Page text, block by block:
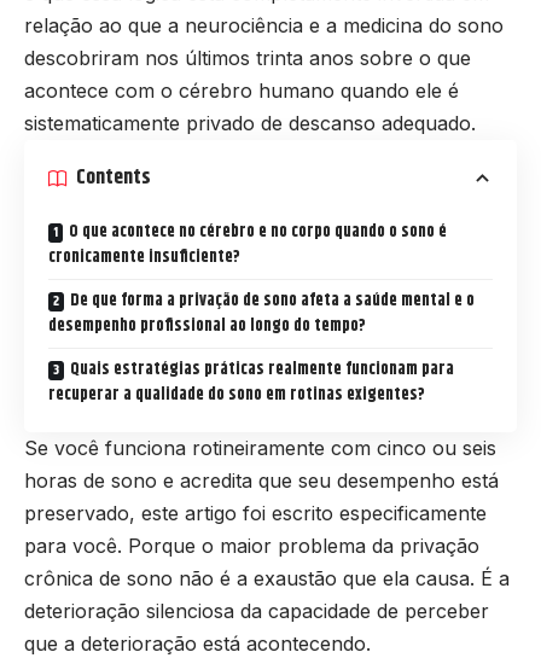
relação ao que a neurociência e a medicina do sono
descobriram nos últimos trinta anos sobre o que
acontece com o cérebro humano quando ele é
sistematicamente privado de descanso adequado.
Contents
O que acontece no cérebro e no corpo quando o sono é
cronicamente insuficiente?
De que forma a privação de sono afeta a saúde mental e o
desempenho profissional ao longo do tempo?
Quais estratégias práticas realmente funcionam para
recuperar a qualidade do sono em rotinas exigentes?
Se você funciona rotineiramente com cinco ou seis
horas de sono e acredita que seu desempenho está
preservado, este artigo foi escrito especificamente
para você. Porque o maior problema da privação
crônica de sono não é a exaustão que ela causa. É a
deterioração silenciosa da capacidade de perceber
que a deterioração está acontecendo.